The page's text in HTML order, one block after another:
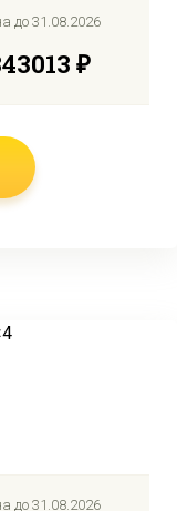
до 31.08.2026
₽
до 31.08.2026